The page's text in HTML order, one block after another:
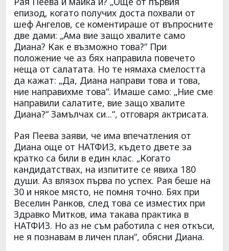
епизод, когато получих доста похвали от
шеф Ангелов, се коментираше от въпросните
две дами: „Ама вие защо хвалите само
Диана? Как е възможно това?“ При
положение че аз бях направила повечето
неща от салатата. Но те нямаха смелостта
да кажат: „Да, Диана направи това и това,
ние направихме това“. Имаше само: „Ние сме
направили салатите, вие защо хвалите
Диана?“ Замълчах си...“, отговаря актрисата.
Рая Пеева заяви, че има впечатления от
Диана още от НАТФИЗ, където двете за
кратко са били в един клас. „Когато
кандидатствах, на изпитите се явиха 180
души. Аз влязох първа по успех. Рая беше на
30 и някое място, не помня точно. Бях при
Веселин Ранков, след това се изместих при
Здравко Митков, има такава практика в
НАТФИЗ. Но аз не съм работила с нея откъси,
не я познавам в личен план“, обясни Диана.